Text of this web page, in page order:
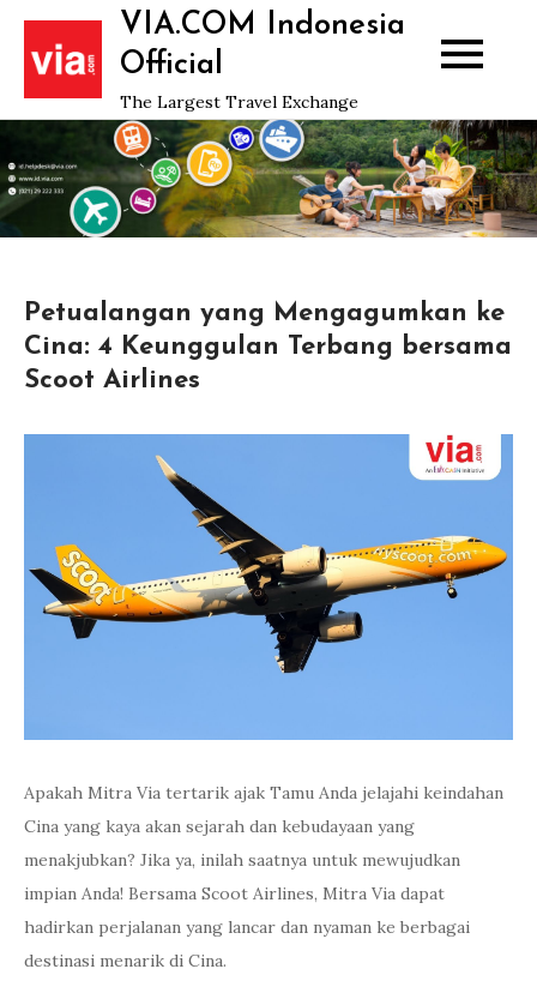
Skip
content
VIA.COM Indonesia
Official
The Largest Travel Exchange
Petualangan yang Mengagumkan ke
Cina: 4 Keunggulan Terbang bersama
Scoot Airlines
Apakah Mitra Via tertarik ajak Tamu Anda jelajahi keindahan
Cina yang kaya akan sejarah dan kebudayaan yang
menakjubkan? Jika ya, inilah saatnya untuk mewujudkan
impian Anda! Bersama Scoot Airlines, Mitra Via dapat
hadirkan perjalanan yang lancar dan nyaman ke berbagai
destinasi menarik di Cina.